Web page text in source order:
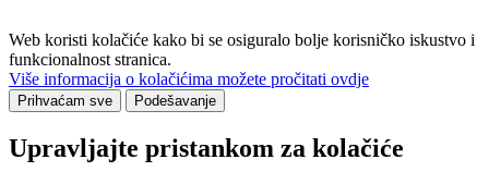
Web koristi kolačiće kako bi se osiguralo bolje korisničko iskustvo i
funkcionalnost stranica.
Više informacija o kolačićima možete pročitati ovdje
Prihvaćam sve Podešavanje
Upravljajte pristankom za kolačiće